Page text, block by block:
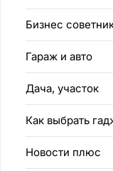
Бизнес
Гараж и авто
Дача, участок
Как выбрать
Новости плюс